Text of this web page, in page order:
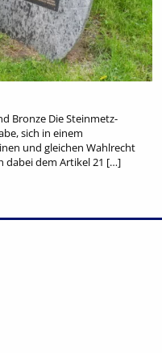
Bronze Die Steinmetz-
sich in einem
und gleichen Wahlrecht
dabei dem Artikel 21 […]